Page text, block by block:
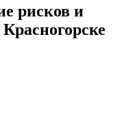
рисков и